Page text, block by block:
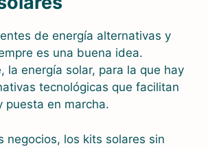
de energía alternativas y
es una buena idea.
la energía solar, para la que hay
tecnológicas que facilitan
puesta en marcha.
negocios, los kits solares sin